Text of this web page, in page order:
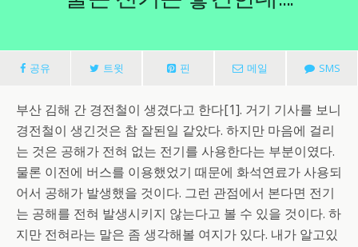
공유 트윗 핀 메일 SMS
부산 김해 간 경전철이 생겼다고 한다[1]. 거기 기사를 보니
경전철이 생긴것은 참 잘된일 같았다. 하지만 마음에 걸리
는 것은 공해가 전혀 없는 전기를 사용한다는 부분이였다.
물론 이전에 버스를 이용했었기 때문에 화석연료가 사용되
어서 공해가 발생했을 것이다. 그런 관점에서 본다면 전기
는 공해를 전혀 발생시키지 않는다고 볼 수 있을 것이다. 하
지만 전혀라는 말은 좀 생각해볼 여지가 있다. 내가 알고있